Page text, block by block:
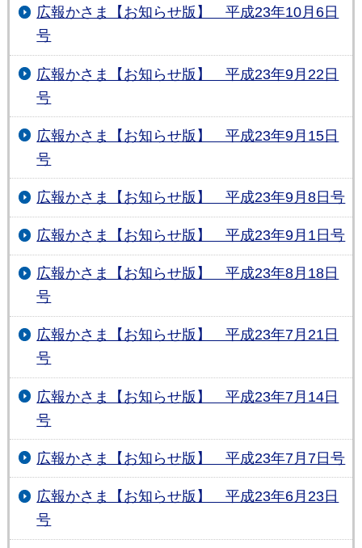
広報かさま【お知らせ版】 平成23年10月6日
号
広報かさま【お知らせ版】 平成23年9月22日
号
広報かさま【お知らせ版】 平成23年9月15日
号
広報かさま【お知らせ版】 平成23年9月8日号
広報かさま【お知らせ版】 平成23年9月1日号
広報かさま【お知らせ版】 平成23年8月18日
号
広報かさま【お知らせ版】 平成23年7月21日
号
広報かさま【お知らせ版】 平成23年7月14日
号
広報かさま【お知らせ版】 平成23年7月7日号
広報かさま【お知らせ版】 平成23年6月23日
号